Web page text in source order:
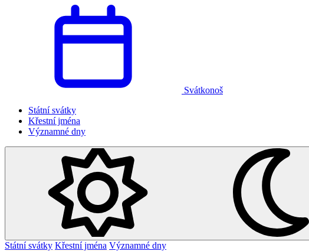
Svátkonoš
Státní svátky
Křestní jména
Významné dny
Státní svátky Křestní jména Významné dny